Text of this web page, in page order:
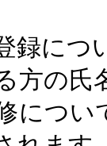
録につ
方の氏
につい